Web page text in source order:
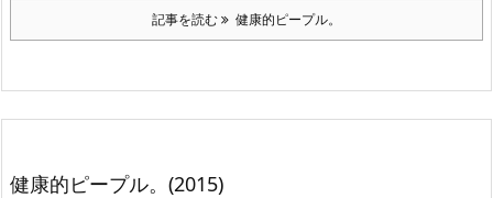
記事を読む 健康的ピープル。
健康的ピープル。(2015)